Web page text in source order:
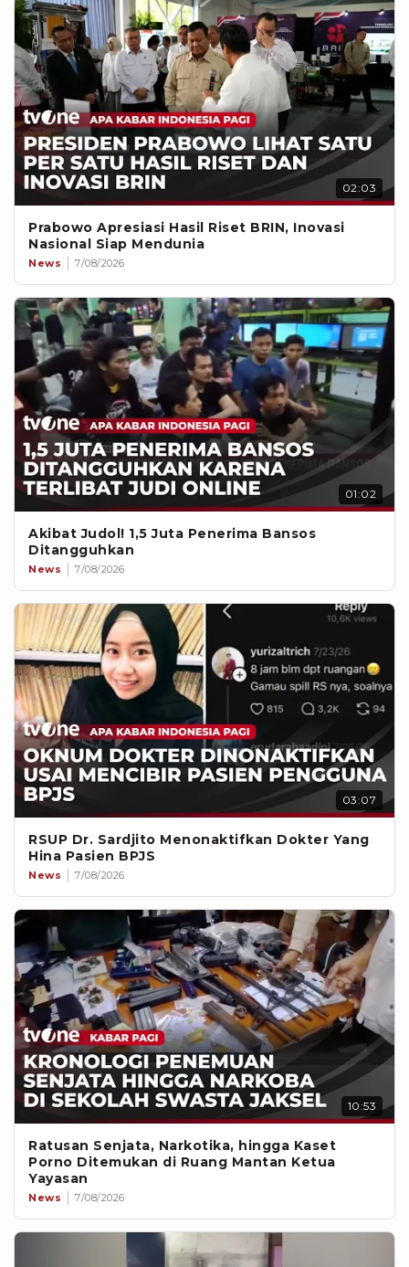
02:03
Prabowo Apresiasi Hasil Riset BRIN, Inovasi
Nasional Siap Mendunia
News 7/08/2026
01:02
Akibat Judol! 1,5 Juta Penerima Bansos
Ditangguhkan
News 7/08/2026
03:07
RSUP Dr. Sardjito Menonaktifkan Dokter Yang
Hina Pasien BPJS
News 7/08/2026
10:53
Ratusan Senjata, Narkotika, hingga Kaset
Porno Ditemukan di Ruang Mantan Ketua
Yayasan
News 7/08/2026